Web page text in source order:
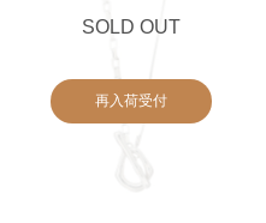
SOLD OUT
再入荷受付